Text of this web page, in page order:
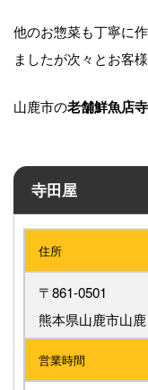
他のお惣菜も丁寧に
ましたが次々とお客
山鹿市の老舗鮮魚店
寺田屋
住所
〒861-0501
熊本県山鹿市山
営業時間